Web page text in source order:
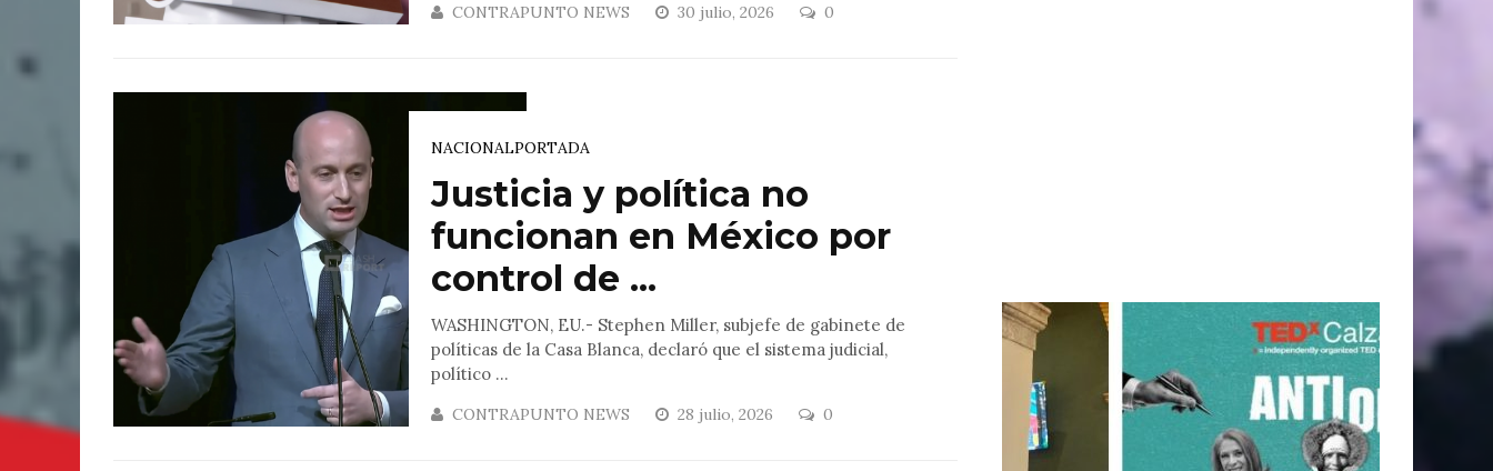
CONTRAPUNTO NEWS 30 julio, 2026 0
NACIONALPORTADA
Justicia y política no
funcionan en México por
control de ...
WASHINGTON, EU.- Stephen Miller, subjefe de gabinete de
políticas de la Casa Blanca, declaró que el sistema judicial,
político ...
CONTRAPUNTO NEWS 28 julio, 2026 0